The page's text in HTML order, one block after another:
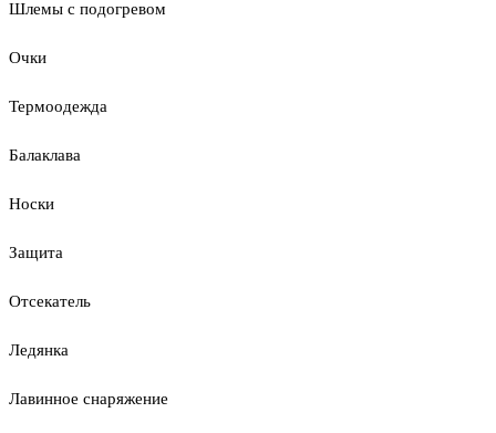
Шлемы с подогревом
Очки
Термоодежда
Балаклава
Носки
Защита
Отсекатель
Ледянка
Лавинное снаряжение